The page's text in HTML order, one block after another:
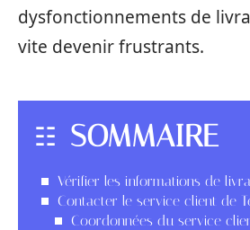
dysfonctionnements de
vite devenir frustrants.
SOMMAIRE
Vérifier les informations de
Contacter le service client de
Coordonnées du service